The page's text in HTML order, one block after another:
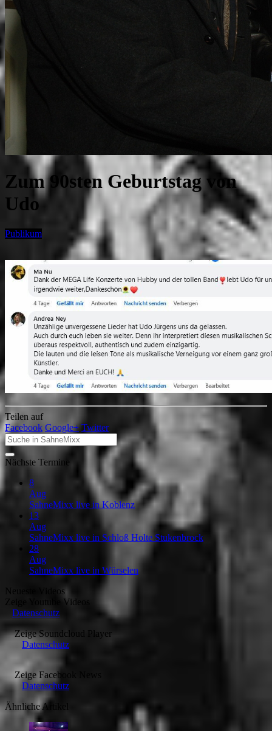
Zum 90sten Geburtstag von
Udo
Publikum
Teilen auf
Facebook Google+ Twitter
Nächste Termine
8
Aug
SahneMixx live in Koblenz
13
Aug
SahneMixx live in Schloß Holte Stukenbrock
28
Aug
SahneMixx live in Würselen
Neueste Videos
Youtube Videos
Datenschutz
ZeigeSoundcloud Player
Datenschutz
Zeige Facebook News
Datenschutz
Ähnliche Artikel